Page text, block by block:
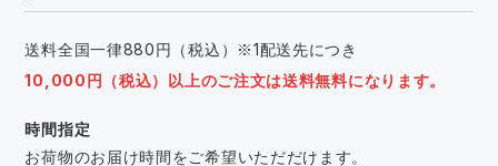
送料全国一律880円（税込）※1配送先につき
10,000円（税込）以上のご注文は送料無料になります。
時間指定
お荷物のお届け時間をご希望いただだけます。